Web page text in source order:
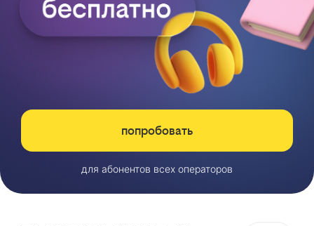
попробовать
для абонентов всех операторов